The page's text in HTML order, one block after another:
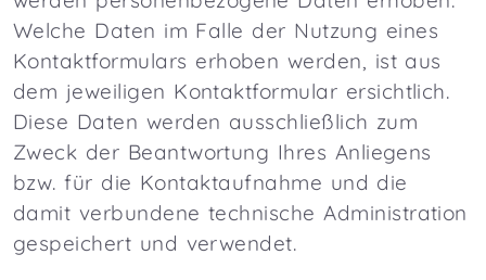
Welche Daten im Falle der Nutzung eines
Kontaktformulars erhoben werden, ist aus
dem jeweiligen Kontaktformular ersichtlich.
Diese Daten werden ausschließlich zum
Zweck der Beantwortung Ihres Anliegens
bzw. für die Kontaktaufnahme und die
damit verbundene technische Administration
gespeichert und verwendet.